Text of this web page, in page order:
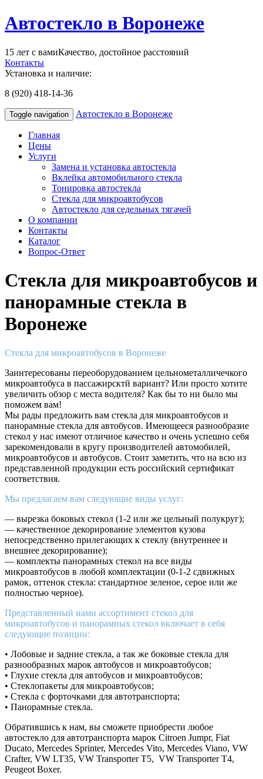
Автостекло в Воронеже
15 лет с вамиКачество, достойное расстояний
Контакты
Установка и наличие:
8 (920) 418-14-36
Toggle navigation Автостекло в Воронеже
Главная
Цены
Услуги
Замена и установка автостекла
Вклейка автомобильного стекла
Тонировка автостекла
Стекла для микроавтобусов
Автостекло для седельных тягачей
О компании
Контакты
Каталог
Вопрос-Ответ
Стекла для микроавтобусов и
панорамные стекла в
Воронеже
Стекла для микроавтобусов в Воронеже
Заинтересованы переоборудованием цельнометалличечкого
микроавтобуса в пассажирсктй вариант? Или просто хотите
увеличить обзор с места водителя? Как бы то ни было мы
поможем вам!
Мы рады предложить вам стекла для микроавтобусов и
панорамные стекла для автобусов. Имеющееся разнообразие
стекол у нас имеют отличное качество и очень успешно себя
зарекомендовали в кругу производителей автомобилей,
микроавтобусов и автобусов. Стоит заметить, что на всю из
представленной продукции есть российский сертификат
соответствия.
Мы предлагаем вам следующие виды услуг:
— вырезка боковых стекол (1-2 или же цельный полукруг);
— качественное декорирование элементов кузова
непосредственно прилегающих к стеклу (внутреннее и
внешнее декорирование);
— комплекты панорамных стекол на все виды
микроавтобусов в любой комплектации (0-1-2 сдвижных
рамок, оттенок стекла: стандартное зеленое, серое или же
полностью черное).
Представленный нами ассортимент стекол для
микроавтобусов и панорамных стекол включает в себя
следующие позиции:
• Лобовые и задние стекла, а так же боковые стекла для
разнообразных марок автобусов и микроавтобусов;
• Глухие стекла для автобусов и микроавтобусов;
• Стеклопакеты для микроавтобусов;
• Стекла с форточками для автотранспорта;
• Панорамные стекла.
Обратившись к нам, вы сможете приобрести любое
автостекло для автотранспорта марок Citroen Jumpr, Fiat
Ducato, Mercedes Sprinter, Mercedes Vito, Mercedes Viano, VW
Crafter, VW LT35, VW Transporter T5, VW Transporter T4,
Peugeot Boxer.